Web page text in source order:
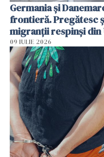
Germania și
frontieră. Pregătesc
migranții respinși din
09 IULIE 2026